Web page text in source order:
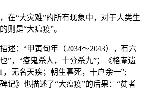
在“大灾难”的所有现象中，对于人类生
则是“大瘟疫”。
述：“甲寅旬年（2034～2043），有六
”，“疫鬼杀人，十分杀九”；《格庵遗
，无名天疾；朝生暮死，十户余一”;
记》也描述了“大瘟疫”的后果：“贫者